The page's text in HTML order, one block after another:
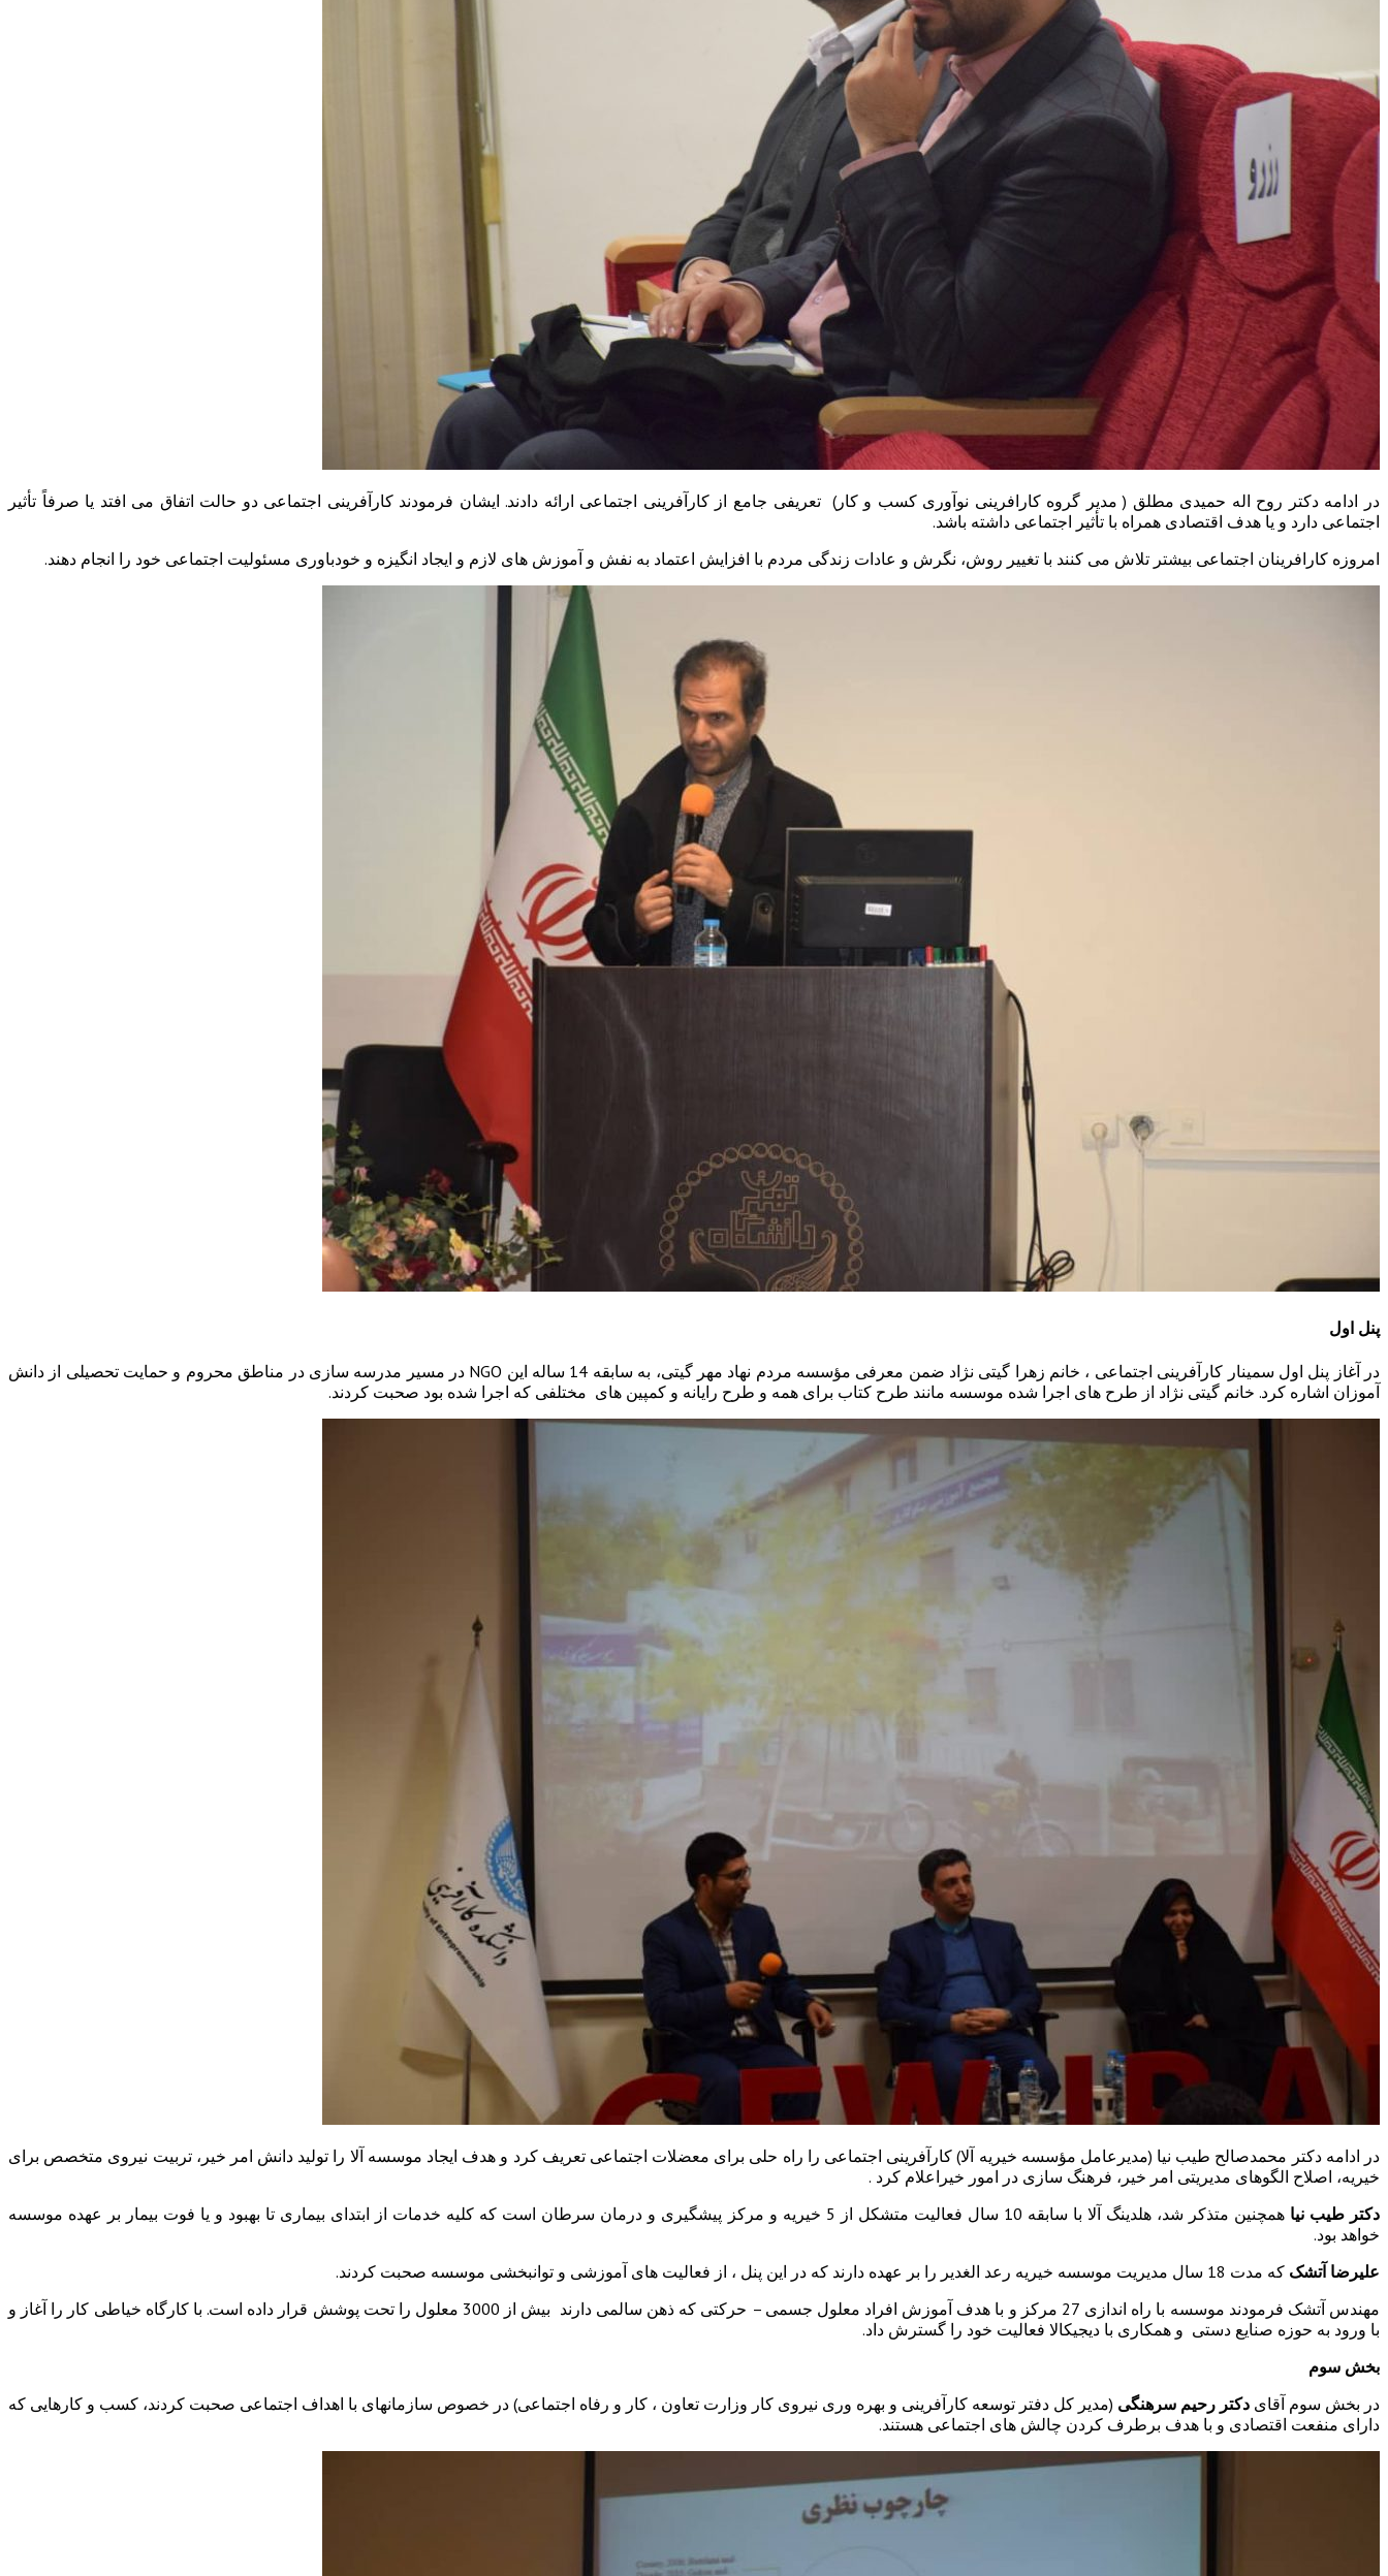
در ادامه دکتر روح اله حمیدی مطلق ( مدیر گروه کارافرینی نوآوری کسب و کار) تعریفی جامع از کارآفرینی اجتماعی ارائه دادند. ایشان فرمودند کارآفرینی اجتماعی دو حالت اتفاق می افتد یا صرفاً تأثیر
اجتماعی دارد و یا هدف اقتصادی همراه با تأثیر اجتماعی داشته باشد.
امروزه کارافرینان اجتماعی بیشتر تلاش می کنند با تغییر روش، نگرش و عادات زندگی مردم با افزایش اعتماد به نفش و آموزش های لازم و ایجاد انگیزه و خودباوری مسئولیت اجتماعی خود را انجام دهند.
پنل اول
در آغاز پنل اول سمینار کارآفرینی اجتماعی ، خانم زهرا گیتی نژاد ضمن معرفی مؤسسه مردم نهاد مهر گیتی، به سابقه 14 ساله این NGO در مسیر مدرسه سازی در مناطق محروم و حمایت تحصیلی از دانش
آموزان اشاره کرد. خانم گیتی نژاد از طرح های اجرا شده موسسه مانند طرح کتاب برای همه و طرح رایانه و کمپین های مختلفی که اجرا شده بود صحبت کردند.
در ادامه دکتر محمدصالح طیب نیا (مدیرعامل مؤسسه خیریه آلا) کارآفرینی اجتماعی را راه حلی برای معضلات اجتماعی تعریف کرد و هدف ایجاد موسسه آلا را تولید دانش امر خیر، تربیت نیروی متخصص برای
خیریه، اصلاح الگوهای مدیریتی امر خیر، فرهنگ سازی در امور خیراعلام کرد .
دکتر طیب نیا
همچنین متذکر شد، هلدینگ آلا با سابقه 10 سال فعالیت متشکل از 5 خیریه و مرکز پیشگیری و درمان سرطان است که کلیه خدمات از ابتدای بیماری تا بهبود و یا فوت بیمار بر عهده موسسه
خواهد بود.
علیرضا آتشک که مدت 18 سال مدیریت موسسه خیریه رعد الغدیر را بر عهده دارند که در این پنل ، از فعالیت های آموزشی و توانبخشی موسسه صحبت کردند.
مهندس آتشک فرمودند موسسه با راه اندازی 27 مرکز و با هدف آموزش افراد معلول جسمی – حرکتی که ذهن سالمی دارند بیش از 3000 معلول را تحت پوشش قرار داده است. با کارگاه خیاطی کار را آغاز و
با ورود به حوزه صنایع دستی و همکاری با دیجیکالا فعالیت خود را گسترش داد.
بخش سوم
در بخش سوم آقای دکتر رحیم سرهنگی (مدیر کل دفتر توسعه کارآفرینی و بهره وری نیروی کار وزارت تعاون ، کار و رفاه اجتماعی) در خصوص سازمانهای با اهداف اجتماعی صحبت کردند، کسب و کارهایی که
دارای منفعت اقتصادی و با هدف برطرف کردن چالش های اجتماعی هستند.